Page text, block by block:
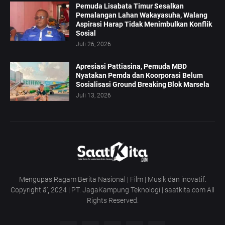
Pemuda Lisabata Timur Sesalkan
Pemalangan Lahan Wakayasuha, Walang
Aspirasi Harap Tidak Menimbulkan Konflik
Sosial
Juli 26, 2026
Apresiasi Pattiasina, Pemuda MBD
Nyatakan Pemda dan Koorporasi Belum
Sosialisasi Ground Breaking Blok Marsela
Juli 13, 2026
Mengupas Ragam Berita Nasional | Film | Musik dan inovatif.
Copyright â’¸ 2024 | PT. JagaKampung Teknologi | saatkita.com All
Rights Reserved.